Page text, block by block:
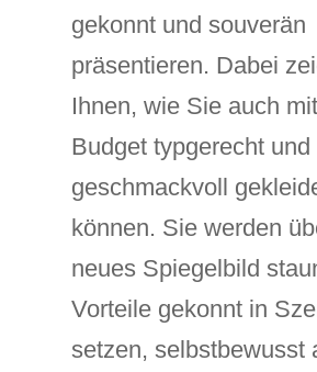
gekonnt und souverän
präsentieren. Dabei
Ihnen, wie Sie auch
Budget typgerecht und
geschmackvoll
können. Sie werden
neues Spiegelbild
Vorteile gekonnt in
setzen, selbstbewusst